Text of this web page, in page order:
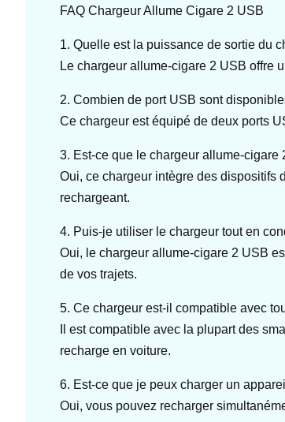
FAQ Chargeur Allume Cigare 2 USB
1. Quelle est la puissance de sortie du
Le chargeur allume-cigare 2 USB offre
2. Combien de port USB sont
Ce chargeur est équipé de deux ports
3. Est-ce que le chargeur allume-
Oui, ce chargeur intègre des dispositifs
rechargeant.
4. Puis-je utiliser le chargeur tout en
Oui, le chargeur allume-cigare 2 USB
de vos trajets.
5. Ce chargeur est-il compatible avec
Il est compatible avec la plupart des
recharge en voiture.
6. Est-ce que je peux charger un
Oui, vous pouvez recharger